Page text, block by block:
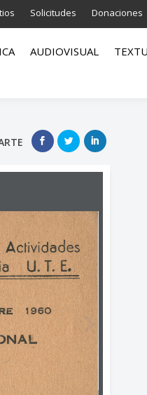
Solicitudes Donaciones
AUDIOVISUAL